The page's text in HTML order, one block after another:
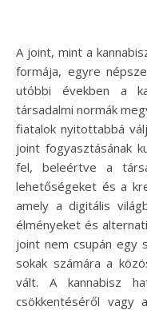
A joint, mint a kannabisz egyik legelterjedtebb fogyasztási
formája, egyre
utóbbi években a
társadalmi normák
fiatalok nyitottabbá
joint fogyasztásának
fel, beleértve a
lehetőségeket és a
amely a digitális
élményeket és
joint nem csupán egy
sokak számára a
vált. A kannabisz
csökkentéséről vagy